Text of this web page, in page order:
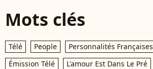
Mots clés
Télé People Personnalités Françaises
Émission Télé
L'amour Est Dans Le Pré